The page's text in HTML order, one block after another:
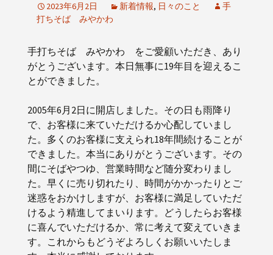
2023年6月2日 新着情報, 日々のこと
手
打ちそば みやかわ
手打ちそば みやかわ をご愛顧いただき、あり
がとうございます。本日無事に19年目を迎えるこ
とができました。
2005年6月2日に開店しました。その日も雨降り
で、お客様に来ていただけるか心配していまし
た。多くのお客様に支えられ18年間続けることが
できました。本当にありがとうございます。その
間にそばやつゆ、営業時間など随分変わりまし
た。早くに売り切れたり、時間がかかったりとご
迷惑をおかけしますが、お客様に満足していただ
けるよう精進してまいります。どうしたらお客様
に喜んでいただけるか、常に考えて変えていきま
す。これからもどうぞよろしくお願いいたしま